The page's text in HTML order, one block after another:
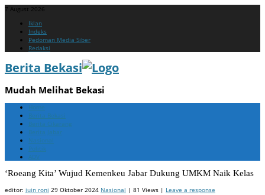
7 August 2026
Menu
content
Iklan
Indeks
Pedoman Media Siber
Redaksi
Berita Bekasi
Mudah Melihat Bekasi
Menu
content
Home
Berita Bekasi
Berita Cikarang
Berita Jabar
Nasional
Politik
ADV
‘Roeang Kita’ Wujud Kemenkeu Jabar Dukung UMKM Naik Kelas
editor: juin roni 29 Oktober 2024 Nasional | 81 Views | Leave a response